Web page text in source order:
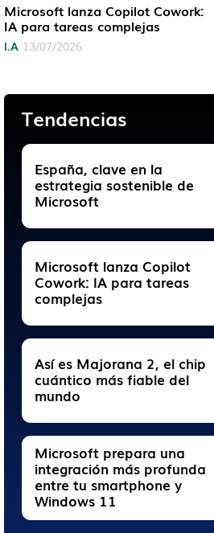
Microsoft lanza Copilot Cowork:
IA para tareas complejas
I.A 13/07/2026
Tendencias
España, clave en la
estrategia sostenible de
Microsoft
Microsoft lanza Copilot
Cowork: IA para tareas
complejas
Así es Majorana 2, el chip
cuántico más fiable del
mundo
Microsoft prepara una
integración más profunda
entre tu smartphone y
Windows 11